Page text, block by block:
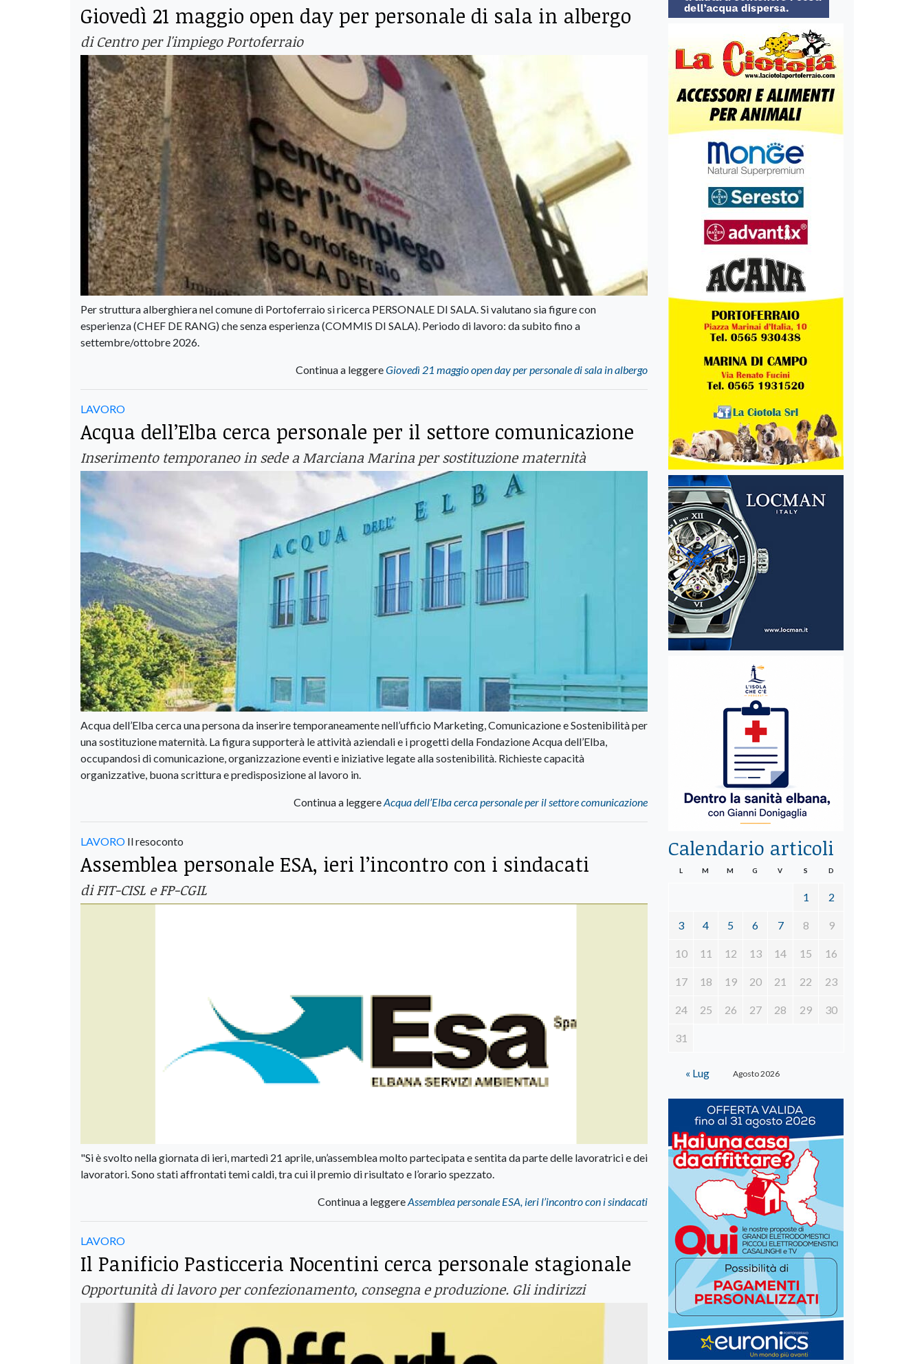
Giovedì 21 maggio open day per personale di sala in albergo
di Centro per l'impiego Portoferraio
Per struttura alberghiera nel comune di Portoferraio si ricerca PERSONALE DI SALA. Si valutano sia figure con
esperienza (CHEF DE RANG) che senza esperienza (COMMIS DI SALA). Periodo di lavoro: da subito fino a
settembre/ottobre 2026.
Continua a leggereGiovedì 21 maggio open day per personale di sala in albergo
LAVORO
Acqua dell’Elba cerca personale per il settore comunicazione
Inserimento temporaneo in sede a Marciana Marina per sostituzione maternità
Acqua dell’Elba cerca una persona da inserire temporaneamente nell’ufficio Marketing, Comunicazione e Sostenibilità per
una sostituzione maternità. La figura supporterà le attività aziendali e i progetti della Fondazione Acqua dell’Elba,
occupandosi di comunicazione, organizzazione eventi e iniziative legate alla sostenibilità. Richieste capacità
organizzative, buona scrittura e predisposizione al lavoro in.
Continua a leggereAcqua dell’Elba cerca personale per il settore comunicazione
LAVORO Il resoconto
Assemblea personale ESA, ieri l’incontro con i sindacati
di FIT-CISL e FP-CGIL
"Si è svolto nella giornata di ieri, martedì 21 aprile, un’assemblea molto partecipata e sentita da parte delle lavoratrici e dei
lavoratori. Sono stati affrontati temi caldi, tra cui il premio di risultato e l’orario spezzato.
Continua a leggereAssemblea personale ESA, ieri l’incontro con i sindacati
LAVORO
Il Panificio Pasticceria Nocentini cerca personale stagionale
Opportunità di lavoro per confezionamento, consegna e produzione. Gli indirizzi
Calendario articoli
Agosto 2026
L M M G V S D
1 2
3 4 5 6 7 8 9
10 11 12 13 14 15 16
17 18 19 20 21 22 23
24 25 26 27 28 29 30
31
« Lug